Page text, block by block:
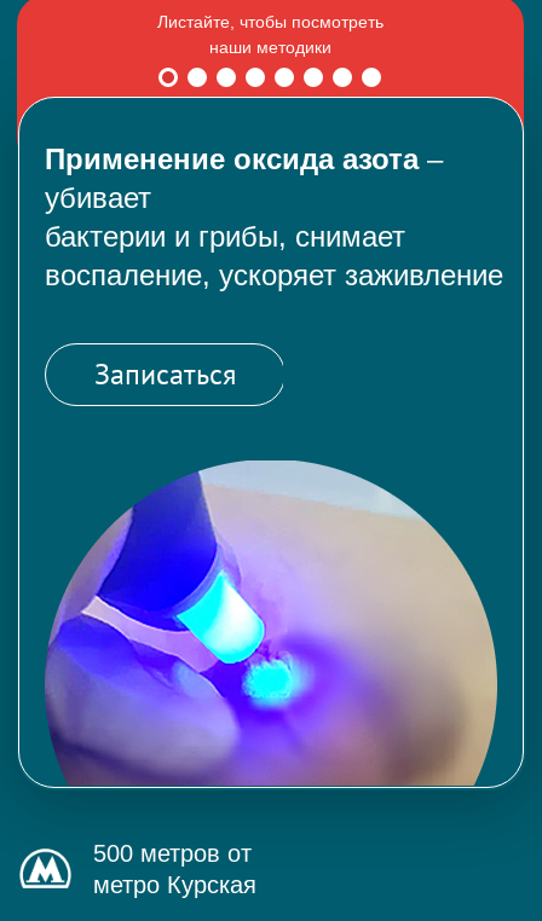
Применение оксида азота–
убивает
бактерии и грибы, снимает
воспаление, ускоряет заживление
Записаться
500 метров от
метро Курская